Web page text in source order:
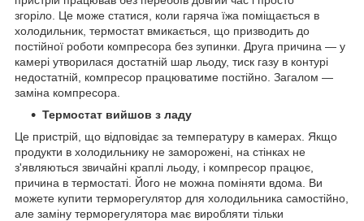
згоріло. Це може статися, коли гаряча їжа поміщається в
холодильник, термостат вмикається, що призводить до
постійної роботи компресора без зупинки. Друга причина — у
камері утворилася достатній шар льоду, тиск газу в контурі
недостатній, компресор працюватиме постійно. Загалом —
заміна компресора.
Термостат вийшов з ладу
Це пристрій, що відповідає за температуру в камерах. Якщо
продукти в холодильнику не заморожені, на стінках не
з'являються звичайні краплі льоду, і компресор працює,
причина в термостаті. Його не можна поміняти вдома. Ви
можете купити терморегулятор для холодильника самостійно,
але заміну терморегулятора має виробляти тільки